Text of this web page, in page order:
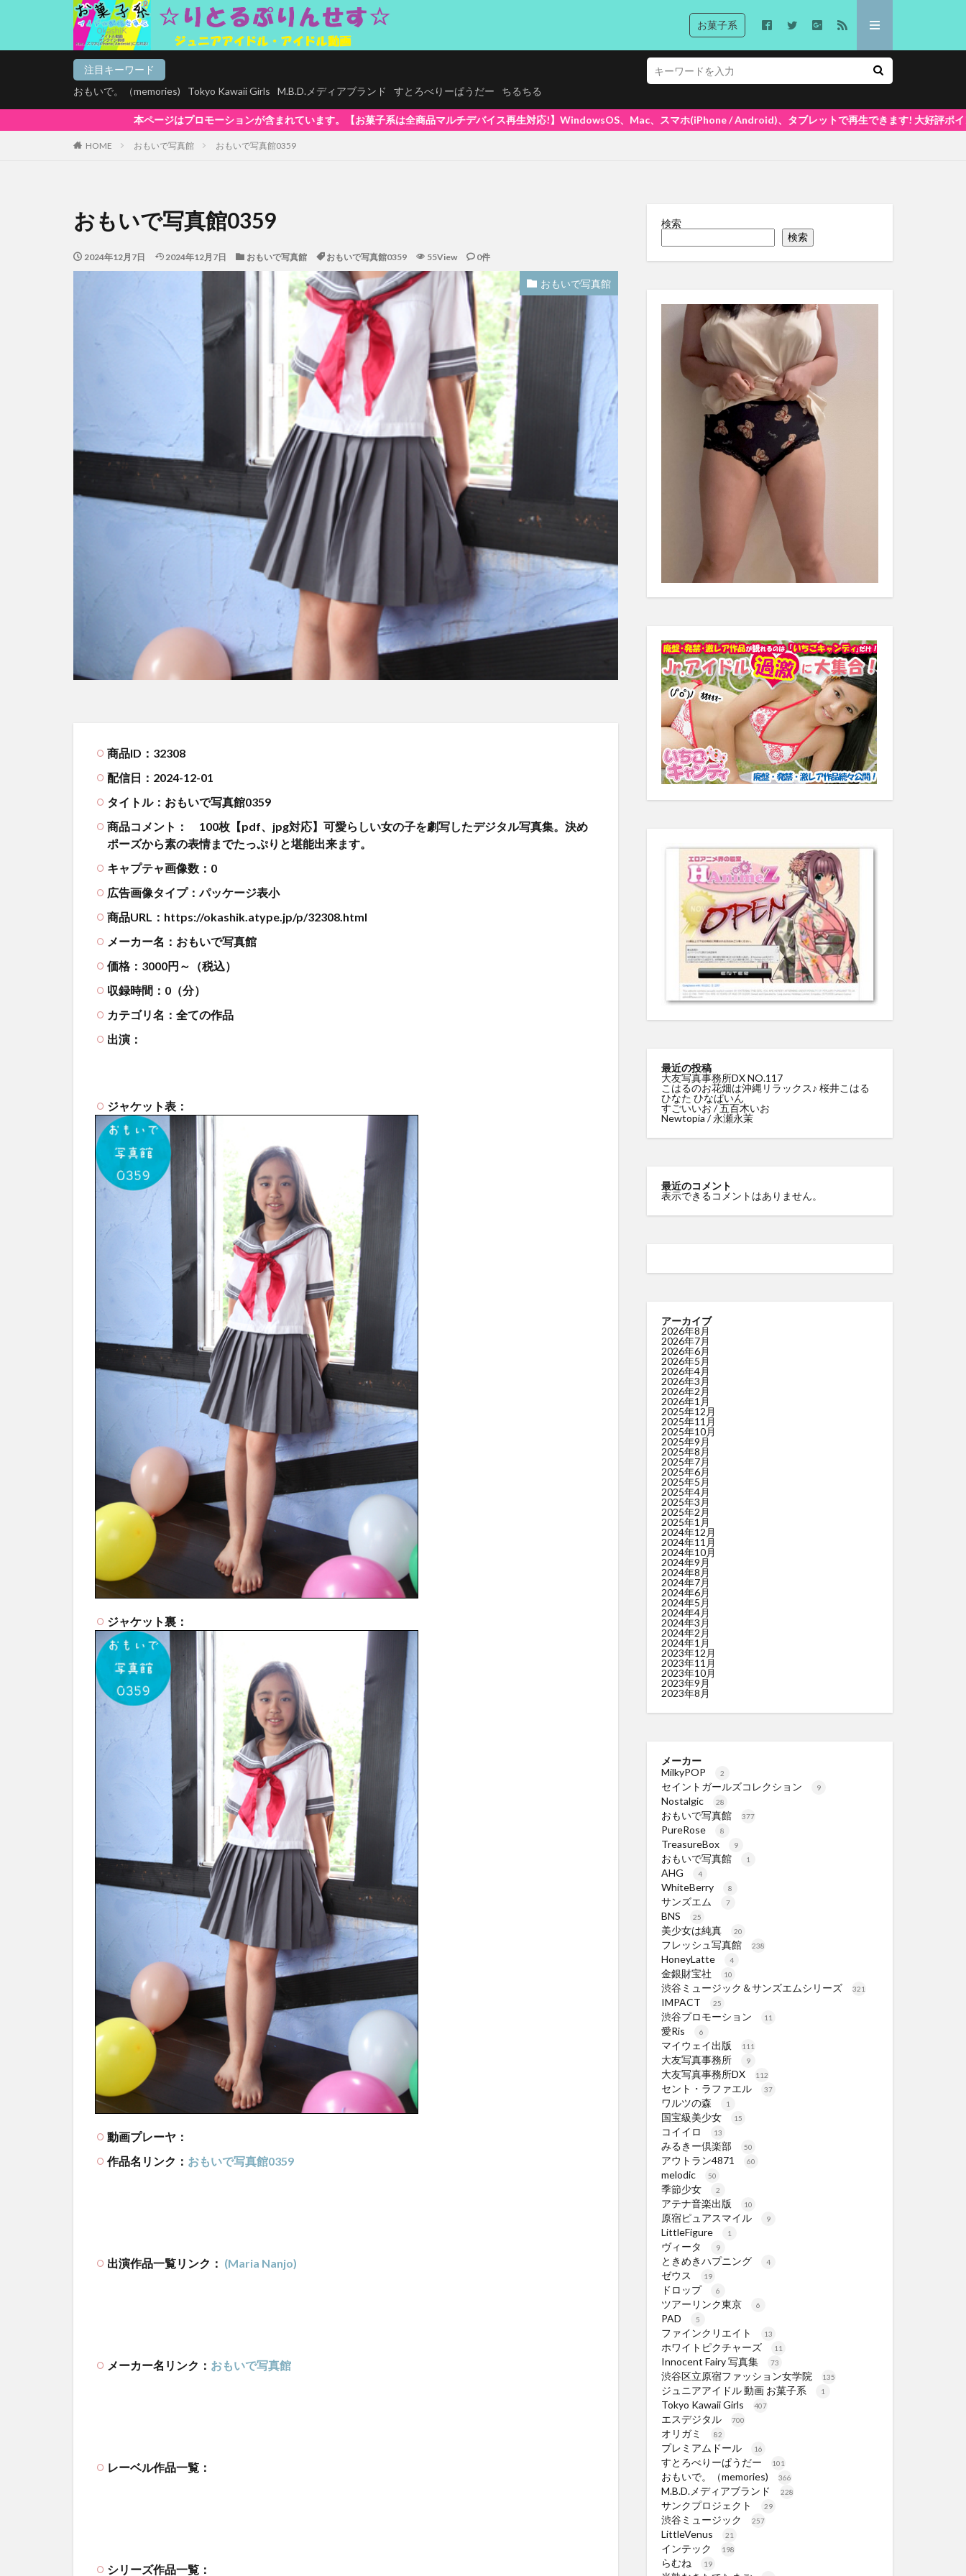
お菓子系
注目キーワード
おもいで。（memories)
Tokyo Kawaii Girls M.B.D.メディアブランド すとろべりーぱうだー ちるちる
モーションが含まれています。【お菓子系は全商品マルチデバイス再生対応!】WindowsOS、Mac、スマホ(iPhone / Android)、タブレットで再生できます! 大好評ポイントシステム5%還元中(1ポイント=1円換
HOME おもいで写真館 おもいで写真館0359
おもいで写真館0359
2024年12月7日 2024年12月7日 おもいで写真館 おもいで写真館0359 55View 0件
おもいで写真館
商品ID：32308
配信日：2024-12-01
タイトル：おもいで写真館0359
商品コメント：
100枚【pdf、jpg対応】可愛らしい女の子を劇写したデジタル写真集。決め
ポーズから素の表情までたっぷりと堪能出来ます。
キャプテャ画像数：0
広告画像タイプ：パッケージ表小
商品URL：https://okashik.atype.jp/p/32308.html
メーカー名：おもいで写真館
価格：3000円～（税込）
収録時間：0（分）
カテゴリ名：全ての作品
出演：
ジャケット表：
ジャケット裏：
動画プレーヤ：
作品名リンク： おもいで写真館0359
出演作品一覧リンク： (Maria Nanjo)
メーカー名リンク： おもいで写真館
レーベル作品一覧：
シリーズ作品一覧：
検索
検索
最近の投稿
大友写真事務所DX NO.117
こはるのお花畑は沖縄リラックス♪ 桜井こはる
ひなた ひなぱいん
すごいいお / 五百木いお
Newtopia / 永瀬永茉
最近のコメント
表示できるコメントはありません。
アーカイブ
2026年8月
2026年7月
2026年6月
2026年5月
2026年4月
2026年3月
2026年2月
2026年1月
2025年12月
2025年11月
2025年10月
2025年9月
2025年8月
2025年7月
2025年6月
2025年5月
2025年4月
2025年3月
2025年2月
2025年1月
2024年12月
2024年11月
2024年10月
2024年9月
2024年8月
2024年7月
2024年6月
2024年5月
2024年4月
2024年3月
2024年2月
2024年1月
2023年12月
2023年11月
2023年10月
2023年9月
2023年8月
メーカー
MilkyPOP
2
セイントガールズコレクション 9
Nostalgic 28
おもいで写真館 377
PureRose 8
TreasureBox 9
おもいで写真館 1
AHG 4
WhiteBerry 8
サンズエム 7
BNS 25
美少女は純真 20
フレッシュ写真館 238
HoneyLatte 4
金銀財宝社 10
渋谷ミュージック＆サンズエムシリーズ 321
IMPACT 25
渋谷プロモーション 11
愛Ris 6
マイウェイ出版 111
大友写真事務所 9
大友写真事務所DX 112
セント・ラファエル 37
ワルツの森 1
国宝級美少女 15
コイイロ 13
みるきー倶楽部 50
アウトラン4871 60
melodic 50
季節少女 2
アテナ音楽出版 10
原宿ピュアスマイル 9
LittleFigure 1
ヴィータ 9
ときめきハプニング 4
ゼウス 19
ドロップ 6
ツアーリンク東京 6
PAD 5
ファインクリエイト 13
ホワイトピクチャーズ 11
Innocent Fairy 写真集 73
渋谷区立原宿ファッション女学院 135
ジュニアアイドル 動画 お菓子系 1
Tokyo Kawaii Girls 407
エスデジタル 700
オリガミ 82
プレミアムドール 16
すとろべりーぱうだー 101
おもいで。（memories) 366
M.B.D.メディアブランド 228
サンクプロジェクト 29
渋谷ミュージック 257
LittleVenus 21
インテック 198
らむね 19